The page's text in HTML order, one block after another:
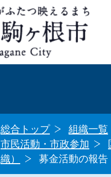
総合トップ
組織一覧
市民活動・市政参加
織）
募金活動の報告